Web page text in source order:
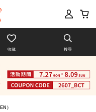
收藏 搜尋
）